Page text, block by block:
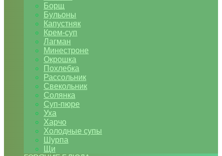
Борщ
Бульоны
Капустняк
Крем-суп
Лагман
Минестроне
Окрошка
Похлебка
Рассольник
Свекольник
Солянка
Суп-пюре
Уха
Харчо
Холодные супы
Шурпа
Щи